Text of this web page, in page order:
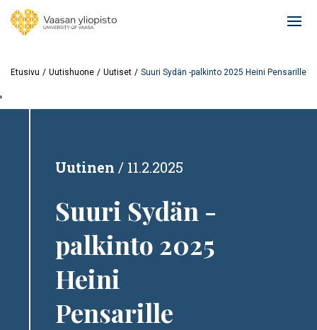
Etusivu Uutishuone Uutiset Suuri Sydän -palkinto 2025 Heini Pensarille
'
Uutinen 11.2.2025
Suuri Sydän -
palkinto 2025
Heini
Pensarille